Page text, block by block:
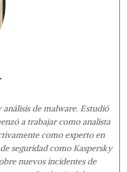
de malware. Estudió
a trabajar como analista
como experto en
seguridad como Kaspersky
nuevos incidentes de